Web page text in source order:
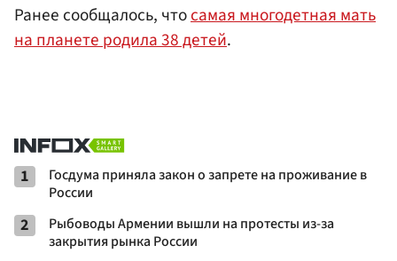
Ранее сообщалось, чтосамая многодетная мать
на планете родила 38 детей.
1
Госдума приняла закон о запрете на проживание в
России
2
Рыбоводы Армении вышли на протесты из-за
закрытия рынка России